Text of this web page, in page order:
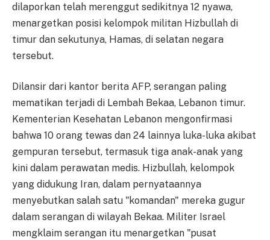
dilaporkan telah merenggut sedikitnya 12 nyawa,
menargetkan posisi kelompok militan Hizbullah di
timur dan sekutunya, Hamas, di selatan negara
tersebut.
Dilansir dari kantor berita AFP, serangan paling
mematikan terjadi di Lembah Bekaa, Lebanon timur.
Kementerian Kesehatan Lebanon mengonfirmasi
bahwa 10 orang tewas dan 24 lainnya luka-luka akibat
gempuran tersebut, termasuk tiga anak-anak yang
kini dalam perawatan medis. Hizbullah, kelompok
yang didukung Iran, dalam pernyataannya
menyebutkan salah satu "komandan" mereka gugur
dalam serangan di wilayah Bekaa. Militer Israel
mengklaim serangan itu menargetkan "pusat